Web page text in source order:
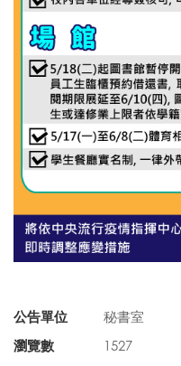
公告單位
秘書室
瀏覽數
1527